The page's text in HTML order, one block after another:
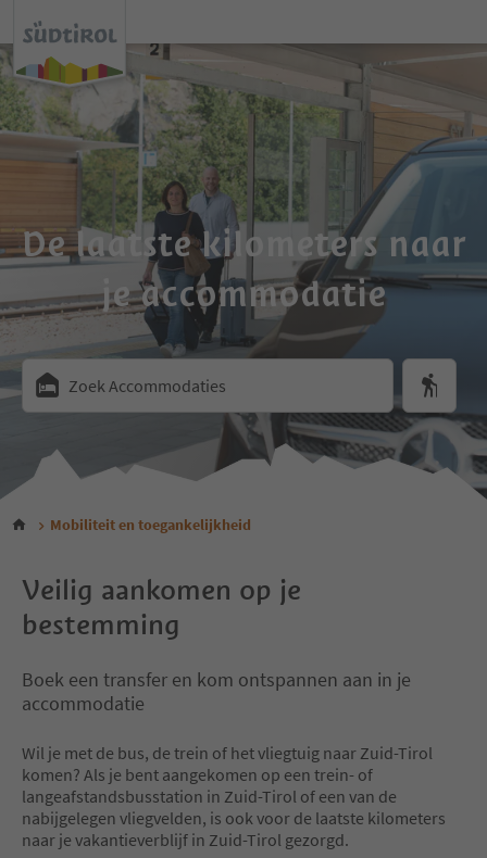
De laatste kilometers naar
je accommodatie
Zoek Accommodaties
Mobiliteit en toegankelijkheid
Veilig aankomen op je
bestemming
Boek een transfer en kom ontspannen aan in je
accommodatie
Wil je met de bus, de trein of het vliegtuig naar Zuid-Tirol
komen? Als je bent aangekomen op een trein- of
langeafstandsbusstation in Zuid-Tirol of een van de
nabijgelegen vliegvelden, is ook voor de laatste kilometers
naar je vakantieverblijf in Zuid-Tirol gezorgd.